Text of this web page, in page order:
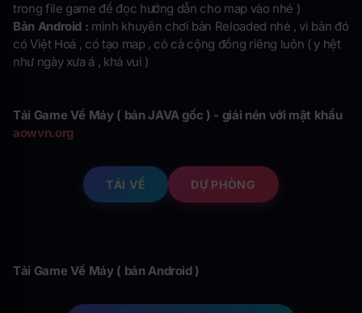
trong file game để đọc hướng dẫn cho map vào nhé )
Bản Android : mình khuyên chơi bản Reloaded nhé , vì bản đó
có Việt Hoá , có tạo map , có cả cộng đồng riêng luôn ( y hệt
như ngày xưa á , khá vui )
Tải Game Về Máy ( bản JAVA gốc ) - giải nén với mật khẩu
aowvn.org
TẢI VỀ DỰ PHÒNG
Tải Game Về Máy ( bản Android )